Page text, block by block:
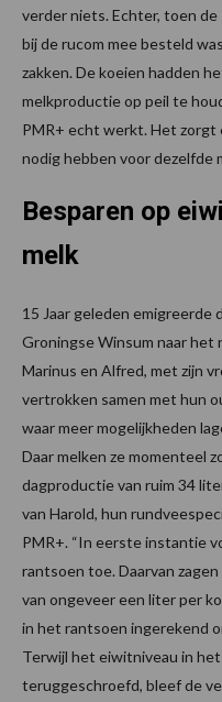
verder niets. Echter, toen
bij de rucom mee besteld
zakken. De koeien hadden
melkproductie op peil te
PMR+ echt werkt. Het zorgt
nodig hebben voor dezelfde
Besparen op
melk
15 Jaar geleden emigreerde
Groningse Winsum naar het
Marinus en Alfred, met zijn
vertrokken samen met hun
waar meer mogelijkheden
Daar melken ze momenteel
dagproductie van ruim 34
van Harold, hun
PMR+. “In eerste instantie
rantsoen toe. Daarvan
van ongeveer een liter per
in het rantsoen ingerekend
Terwijl het eiwitniveau in
teruggeschroefd, bleef de